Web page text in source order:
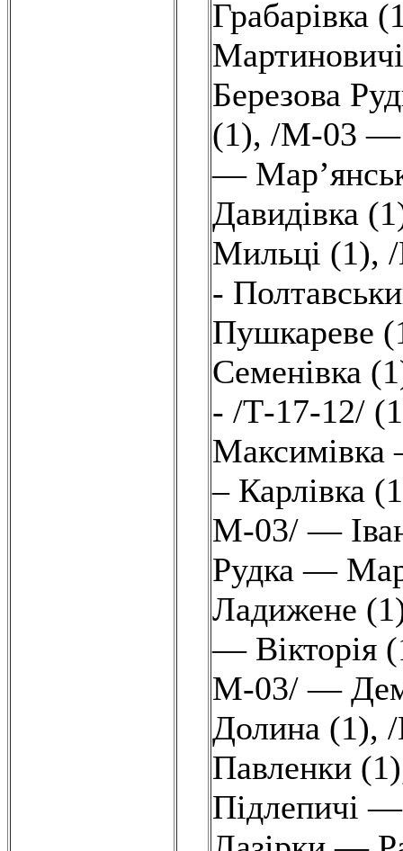
Грабарівка
Березова
(1), /М-03 —
—
Давидівка
Мильці (1),
-
Пушкареве
Семенівка
- /Т-17-12/
Максимівка
– Карлівка
М-03/ —
Рудка —
Ладижене
— Вікторія
М-03/ —
Долина (1),
Павленки (1)
Підлепичі